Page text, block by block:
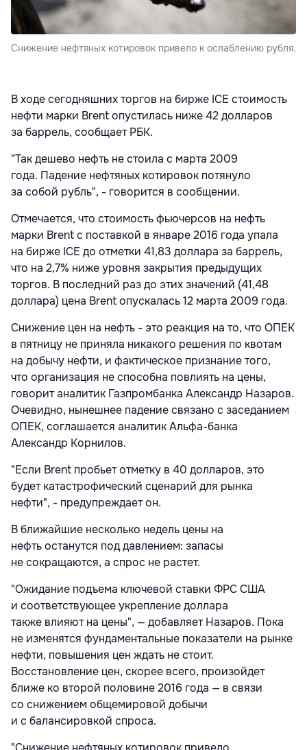
Снижение нефтяных котировок привело к ослаблению рубля.
В ходе сегодняшних торгов на бирже ICE стоимость
нефти марки Brent опустилась ниже 42 долларов
за баррель, сообщает РБК.
"Так дешево нефть не стоила с марта 2009
года. Падение нефтяных котировок потянуло
за собой рубль", - говорится в сообщении.
​Отмечается, что стоимость фьючерсов на нефть
марки Brent с поставкой в январе 2016 года упала
на бирже ICE до отметки 41,83 доллара за баррель,
что на 2,7% ниже уровня закрытия предыдущих
торгов. В последний раз до этих значений (41,48
доллара) цена Brent опускалась 12 марта 2009 года.
Снижение цен на нефть - это реакция на то, что ОПЕК
в пятницу не приняла никакого решения по квотам
на добычу нефти, и фактическое признание того,
что организация не способна повлиять на цены,
говорит аналитик Газпромбанка Александр Назаров.
Очевидно, нынешнее падение связано с заседанием
ОПЕК, соглашается аналитик Альфа-банка
Александр Корнилов.
"Если Brent пробьет отметку в 40 долларов, это
будет катастрофический сценарий для рынка
нефти", - предупреждает он.
В ближайшие несколько недель цены на
нефть останутся под давлением: запасы
не сокращаются, а спрос не растет.
"Ожидание подъема ключевой ставки ФРС США
и соответствующее укрепление доллара
также влияют на цены", — добавляет Назаров. Пока
не изменятся фундаментальные показатели на рынке
нефти, повышения цен ждать не стоит.
Восстановление цен, скорее всего, произойдет
ближе ко второй половине 2016 года — в связи
со снижением общемировой добычи
и с балансировкой спроса.